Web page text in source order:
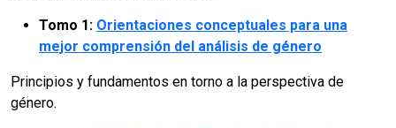
Tomo 1: Orientaciones conceptuales para una
mejor comprensión del análisis de género
Principios y fundamentos en torno a la perspectiva de
género.